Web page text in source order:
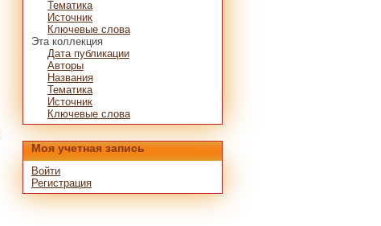
Тематика
Источник
Ключевые слова
Эта коллекция
Дата публикации
Авторы
Названия
Тематика
Источник
Ключевые слова
Моя учетная запись
Войти
Регистрация